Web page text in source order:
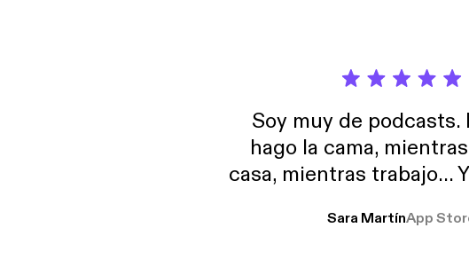
Soy muy de
hago la cama,
casa, mientras trabajo… Y
encantan. De
Sara MartínApp